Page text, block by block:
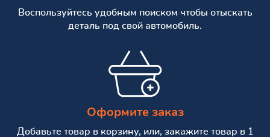
Воспользуйтесь удобным поиском чтобы отыскать
деталь под свой автомобиль.
Оформите заказ
Добавьте товар в корзину, или, закажите товар в 1